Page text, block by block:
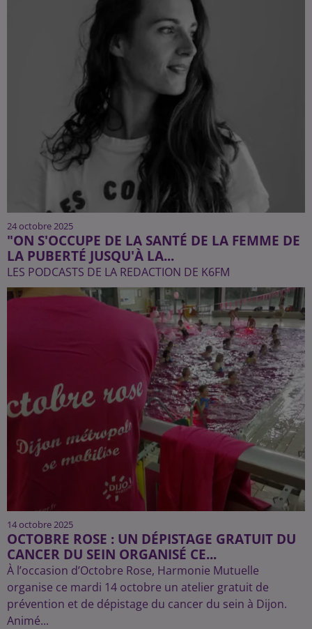
24 octobre 2025
"ON S'OCCUPE DE LA SANTÉ DE LA FEMME DE
LA PUBERTÉ JUSQU'À LA...
LES PODCASTS DE LA REDACTION DE K6FM
14 octobre 2025
OCTOBRE ROSE : UN DÉPISTAGE GRATUIT DU
CANCER DU SEIN ORGANISÉ CE...
À l’occasion d’Octobre Rose, Harmonie Mutuelle
organise ce mardi 14 octobre un atelier gratuit de
prévention et de dépistage du cancer du sein à Dijon.
Animé...